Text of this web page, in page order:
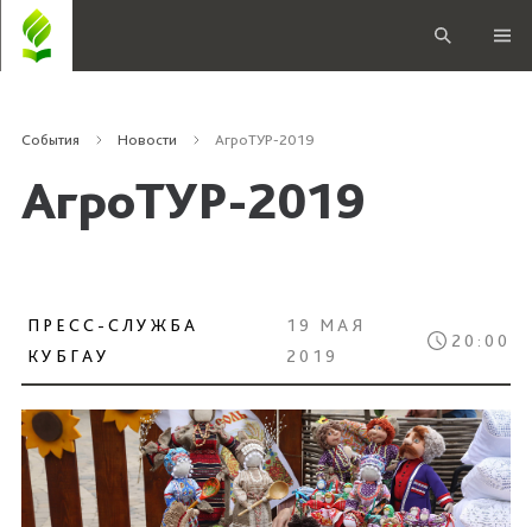
События Новости АгроТУР-2019
АгроТУР-2019
ПРЕСС-СЛУЖБА
КУБГАУ
19 МАЯ
2019
20:00